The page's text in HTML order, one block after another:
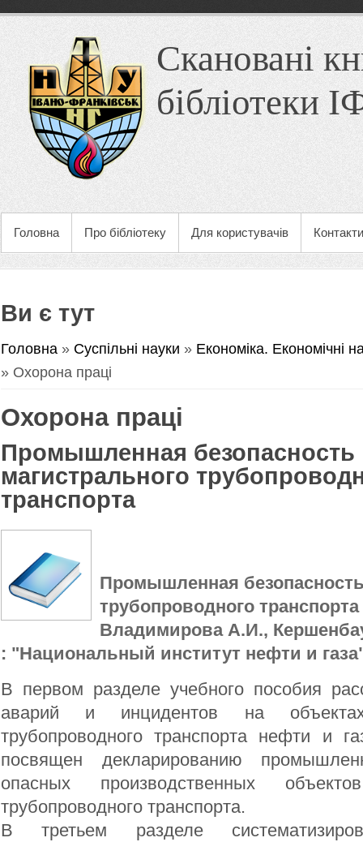
Скановані
бібліотеки
Головна Про бібліотеку Для користувачів Контакти
Ви є тут
Головна » Суспільні науки » Економіка. Економічні
» Охорона праці
Охорона праці
Промышленная безопасность
магистрального
транспорта
Промышленная
трубопроводного
Владимирова А.И.,
: "Национальный институт нефти и
В первом разделе учебного пособия
аварий и инцидентов на объектах
трубопроводного транспорта нефти и
посвящен декларированию
опасных производственных
трубопроводного транспорта.
В третьем разделе